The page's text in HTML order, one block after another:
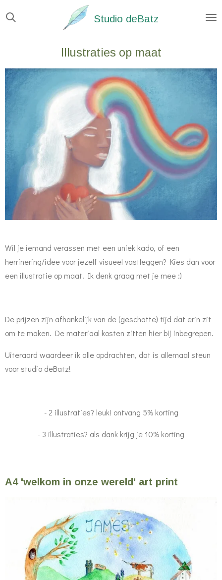
Ga
direct
hoofdinhoud
Studio deBatz
Illustraties op maat
Wil je iemand verassen met een uniek kado, of een
herrinering/idee voor jezelf visueel vastleggen? Kies dan voor
een illustratie op maat. Ik denk graag met je mee :)
De prijzen zijn afhankelijk van de (geschatte) tijd dat erin zit
om te maken. De materiaal kosten zitten hier bij inbegrepen.
Uiteraard waardeer ik alle opdrachten, dat is allemaal steun
voor studio deBatz!
- 2 illustraties? leuk! ontvang 5% korting
- 3 illustraties? als dank krijg je 10% korting
A4 'welkom in onze wereld' art print